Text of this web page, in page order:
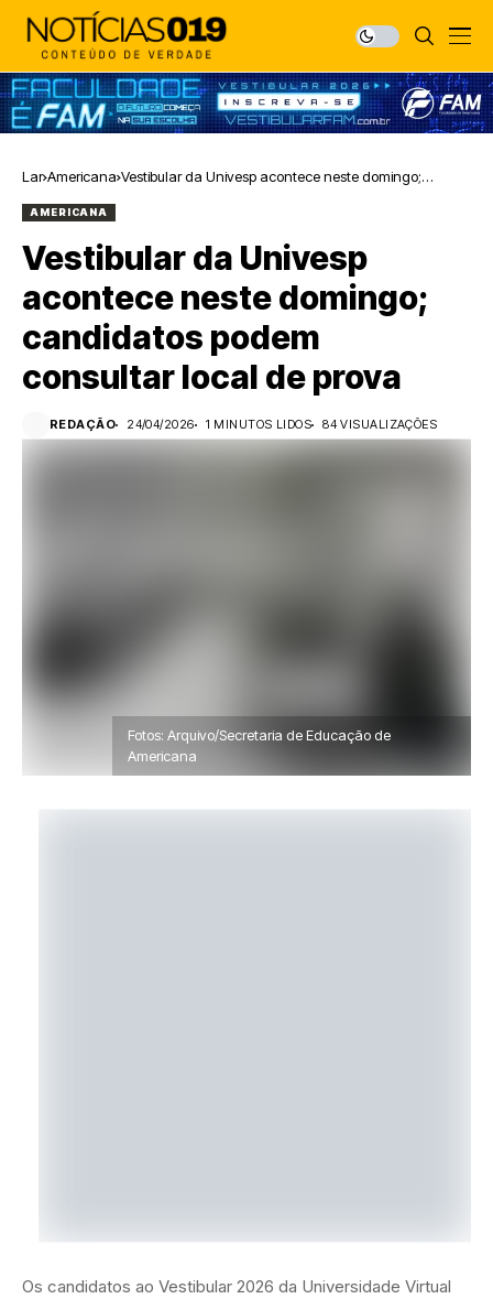
Lar Americana Vestibular da Univesp acontece neste domingo;
AMERICANA
Vestibular da Univesp
acontece neste domingo;
candidatos podem
consultar local de prova
REDAÇÃO 24/04/2026 1 MINUTOS LIDOS 84 VISUALIZAÇÕES
Fotos: Arquivo/Secretaria de Educação de
Americana
Os candidatos ao Vestibular 2026 da Universidade Virtual